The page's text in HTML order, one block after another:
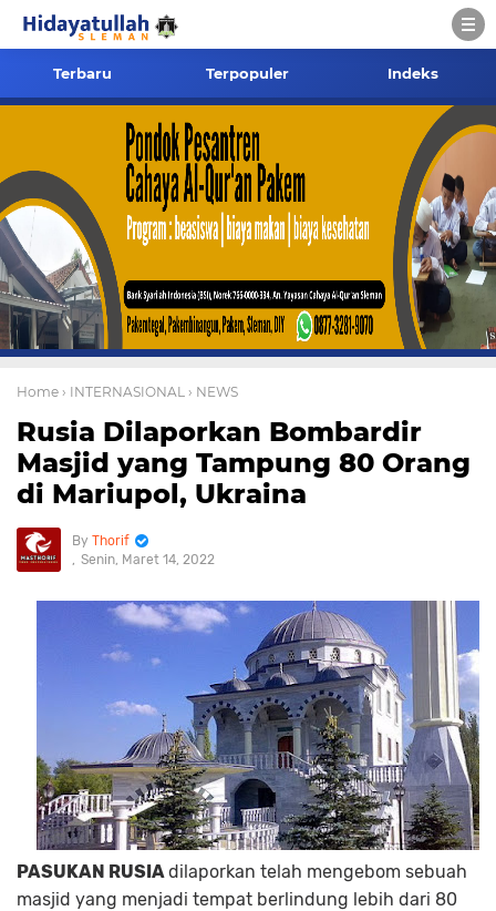
Terbaru Terpopuler Indeks
Home › INTERNASIONAL › NEWS
Rusia Dilaporkan Bombardir
Masjid yang Tampung 80 Orang
di Mariupol, Ukraina
Thorif
Senin, Maret 14, 2022
PASUKAN RUSIAdilaporkan telah mengebom sebuah
masjid yang menjadi tempat berlindung lebih dari 80